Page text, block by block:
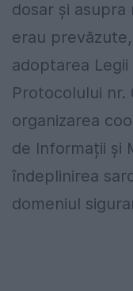
dosar și
erau
adoptarea
Protocolului nr.
organizarea
de Informații și
îndeplinirea
domeniul